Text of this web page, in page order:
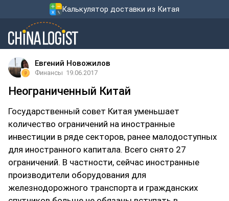
Калькулятор доставки из Китая
Евгений Новожилов
Финансы 19.06.2017
Неограниченный Китай
Государственный совет Китая уменьшает
количество ограничений на иностранные
инвестиции в ряде секторов, ранее малодоступных
для иностранного капитала. Всего снято 27
ограничений. В частности, сейчас иностранные
производители оборудования для
железнодорожного транспорта и гражданских